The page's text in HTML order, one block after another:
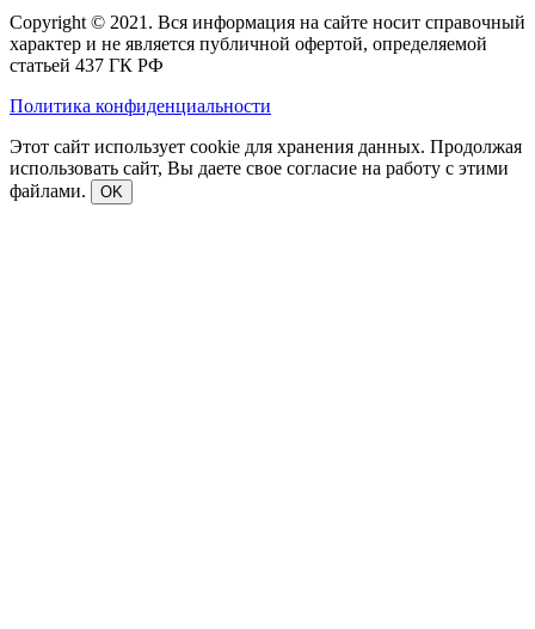
Copyright © 2021. Вся информация на сайте носит справочный
характер и не является публичной офертой, определяемой
статьей 437 ГК РФ
Политика конфиденциальности
Этот сайт использует cookie для хранения данных. Продолжая
использовать сайт, Вы даете свое согласие на работу с этими
файлами.
OK